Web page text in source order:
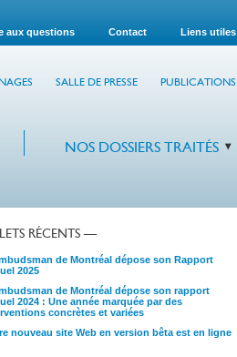
aux questions Contact Liens utiles
SALLE DE PRESSE PUBLICATIONS
NOS DOSSIERS TRAITÉS
RÉCENTS —
de Montréal dépose son Rapport
2025
de Montréal dépose son rapport
2024 : Une année marquée par des
concrètes et variées
nouveau site Web en version bêta est en ligne